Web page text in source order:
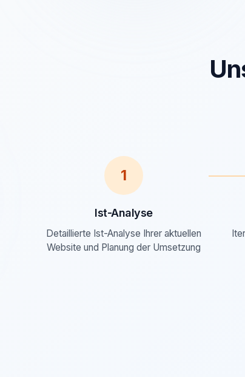
1
Ist-Analyse
Detaillierte Ist-Analyse Ihrer aktuellen
Website und Planung der Umsetzung